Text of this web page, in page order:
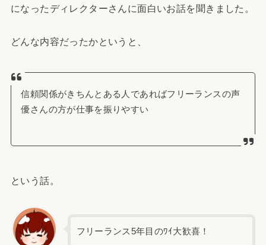
になったディレクターさんに面白いお話を聞きました。
どんな内容だったかというと、
信頼関係がきちんとある人であればフリーランスの声
優さんの方が仕事を振りやすい
という話。
フリーランス5年目のﾜｲ大歓喜！